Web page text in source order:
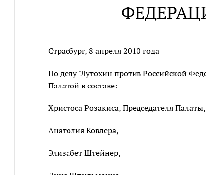
Страсбург, 8 апреля 2010 года
По делу "Лутохин против Российской
Палатой в составе:
Христоса Розакиса, Председателя Палаты,
Анатолия Ковлера,
Элизабет Штейнер,